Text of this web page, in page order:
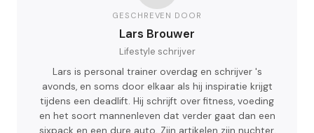
GESCHREVEN DOOR
Lars Brouwer
Lifestyle schrijver
Lars is personal trainer overdag en schrijver 's
avonds, en soms door elkaar als hij inspiratie krijgt
tijdens een deadlift. Hij schrijft over fitness, voeding
en het soort mannenleven dat verder gaat dan een
sixpack en een dure auto. Zijn artikelen zijn nuchter,